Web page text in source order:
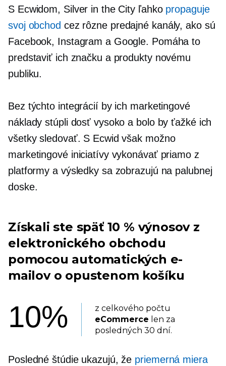
S Ecwidom, Silver in the City ľahko propaguje
svoj obchod cez rôzne predajné kanály, ako sú
Facebook, Instagram a Google. Pomáha to
predstaviť ich značku a produkty novému
publiku.
Bez týchto integrácií by ich marketingové
náklady stúpli dosť vysoko a bolo by ťažké ich
všetky sledovať. S Ecwid však možno
marketingové iniciatívy vykonávať priamo z
platformy a výsledky sa zobrazujú na palubnej
doske.
Získali ste späť 10 % výnosov z
elektronického obchodu
pomocou automatických e-
mailov o opustenom košíku
10%
z celkového počtu
eCommerce len za
posledných 30 dní.
Posledné štúdie ukazujú, že priemerná miera